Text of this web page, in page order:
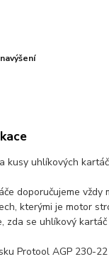
kusy uhlíkových
doporučujeme vždy
kterými je motor
zda se uhlíkový
Protool AGP 230-